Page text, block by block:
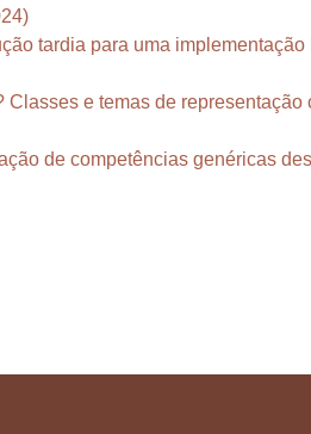
tardia para uma implementação
Classes e temas de representação
de competências genéricas